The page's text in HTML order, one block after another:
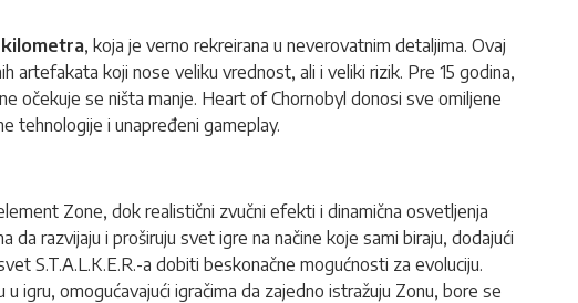
, koja je verno rekreirana u neverovatnim detaljima. Ovaj
artefakata koji nose veliku vrednost, ali i veliki rizik. Pre 15 godina,
očekuje se ništa manje. Heart of Chornobyl donosi sve omiljene
tehnologije i unapređeni gameplay.
Zone, dok realistični zvučni efekti i dinamična osvetljenja
da razvijaju i proširuju svet igre na načine koje sami biraju, dodajući
S.T.A.L.K.E.R.-a dobiti beskonačne mogućnosti za evoluciju.
igru, omogućavajući igračima da zajedno istražuju Zonu, bore se